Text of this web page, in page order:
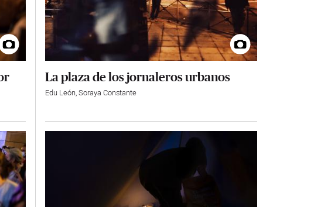
La plaza de los jornaleros urbanos
Edu León,Soraya Constante